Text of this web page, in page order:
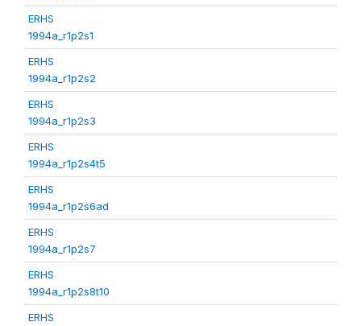
ERHS
1994a_r1p2s1
ERHS
1994a_r1p2s2
ERHS
1994a_r1p2s3
ERHS
1994a_r1p2s4t5
ERHS
1994a_r1p2s6ad
ERHS
1994a_r1p2s7
ERHS
1994a_r1p2s8t10
ERHS